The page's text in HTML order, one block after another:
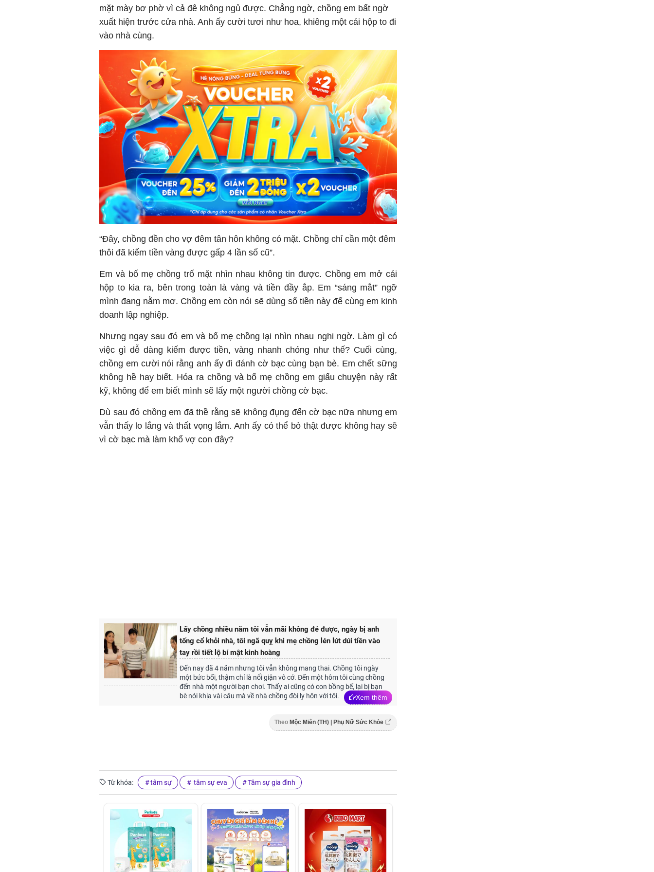
mặt mày bơ phờ vì cả đê không ngủ được. Chẳng ngờ, chồng em bất ngờ
xuất hiện trước cửa nhà. Anh ấy cười tươi như hoa, khiêng một cái hộp to đi
vào nhà cùng.
“Đây, chồng đền cho vợ đêm tân hôn không có mặt. Chồng chỉ cần một đêm
thôi đã kiếm tiền vàng được gấp 4 lần số cũ”.
Em và bố mẹ chồng trố mặt nhìn nhau không tin được. Chồng em mở cái
hộp to kia ra, bên trong toàn là vàng và tiền đầy ắp. Em “sáng mắt” ngỡ
mình đang nằm mơ. Chồng em còn nói sẽ dùng số tiền này để cùng em kinh
doanh lập nghiệp.
Nhưng ngay sau đó em và bố mẹ chồng lại nhìn nhau nghi ngờ. Làm gì có
việc gì dễ dàng kiếm được tiền, vàng nhanh chóng như thế? Cuối cùng,
chồng em cười nói rằng anh ấy đi đánh cờ bạc cùng bạn bè. Em chết sững
không hề hay biết. Hóa ra chồng và bố mẹ chồng em giấu chuyện này rất
kỹ, không để em biết mình sẽ lấy một người chồng cờ bạc.
Dù sau đó chồng em đã thề rằng sẽ không đụng đến cờ bạc nữa nhưng em
vẫn thấy lo lắng và thất vọng lắm. Anh ấy có thể bỏ thật được không hay sẽ
vì cờ bạc mà làm khổ vợ con đây?
Lấy chồng nhiều năm tôi vẫn mãi không đẻ được, ngày bị anh
tống cổ khỏi nhà, tôi ngã quỵ khi mẹ chồng lén lút dúi tiền vào
tay rồi tiết lộ bí mật kinh hoàng
Đến nay đã 4 năm nhưng tôi vẫn không mang thai. Chồng tôi ngày
một bức bối, thậm chí là nổi giận vô cớ. Đến một hôm tôi cùng chồng
đến nhà một người bạn chơi. Thấy ai cũng có con bồng bế, lại bị bạn
bè nói khịa vài câu mà về nhà chồng đòi ly hôn với tôi.
Xem thêm
Theo Mộc Miên (TH) | Phụ Nữ Sức Khỏe
Từ khóa: tâm sự tâm sự eva Tâm sự gia đình